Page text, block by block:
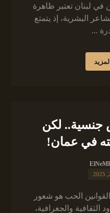
في لبنان تعتبر ظاهرة
البشرية، إذ يتمتع
...
جنسية.. لكن
في عمان!
الحب هو شعور
والجغرافية،